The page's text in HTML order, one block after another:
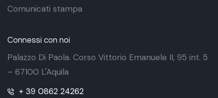
Comunicati stampa
Connessi con noi
Palazzo Di Paola. Corso Vittorio Emanuele II, 95 int. 5
– 67100 L'Aquila
+ 39 0862 24262